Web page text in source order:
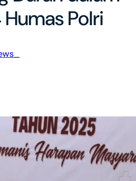
Polri